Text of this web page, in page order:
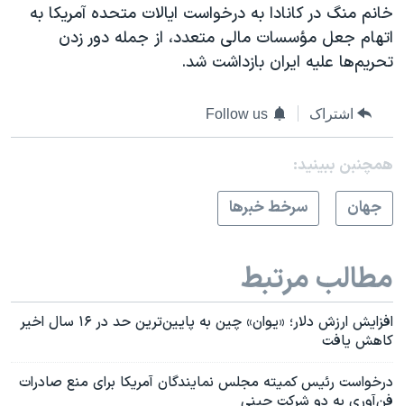
خانم منگ در کانادا به درخواست ایالات متحده آمریکا به
اتهام جعل مؤسسات مالی متعدد، از جمله دور زدن
تحریم‌ها علیه ایران بازداشت شد.
اشتراک Follow us
همچنبن ببینید:
جهان
سرخط خبرها
مطالب مرتبط
افزایش ارزش دلار؛ «یوان» چین به پایین‌ترین حد در ۱۶ سال اخیر
کاهش یافت
درخواست رئیس کمیته مجلس نمایندگان آمریکا برای منع صادرات
فن‌آوری به دو شرکت چینی